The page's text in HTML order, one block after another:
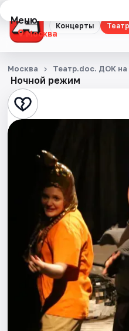
Концерты Театр
Меню
Москва
Концерты
Театр
Стендап
Экскурсии
Спорт
События
Города
Площадки
Ночной режим
Москва Театр.doc. ДОК